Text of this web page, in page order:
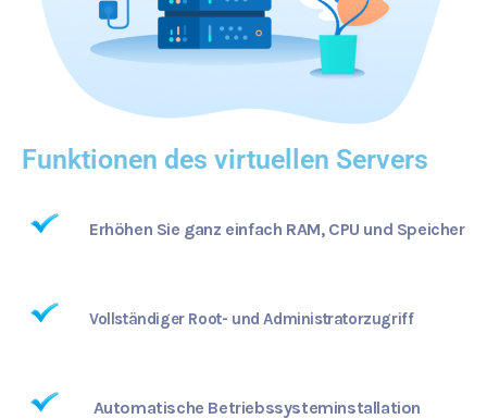
Funktionen des virtuellen Servers
Erhöhen Sie ganz einfach RAM, CPU und Speicher
Vollständiger Root- und Administratorzugriff
Automatische Betriebssysteminstallation